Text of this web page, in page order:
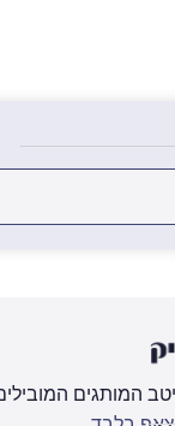
המותגים